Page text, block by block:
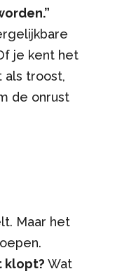
je kent het
als troost,
de onrust
Maar het
klopt? Wat